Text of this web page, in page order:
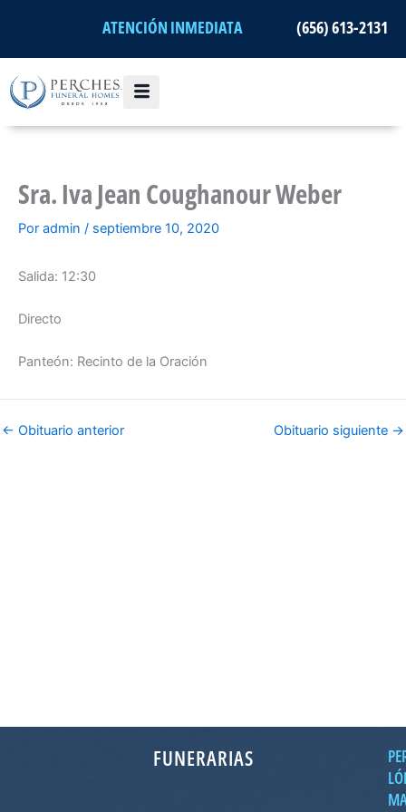
ATENCIÓN INMEDIATA (656) 613-2131
Sra. Iva Jean Coughanour Weber
Por admin / septiembre 10, 2020
Salida: 12:30
Directo
Panteón: Recinto de la Oración
← Obituario anterior Obituario siguiente →
FUNERARIAS